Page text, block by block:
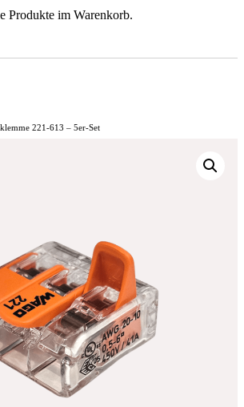
Produkte im Warenkorb.
221-613 – 5er-Set